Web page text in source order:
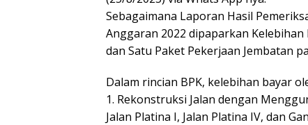
Sebagaimana Laporan Hasil
Anggaran 2022 dipaparkan Kelebihan
dan Satu Paket Pekerjaan Jembatan
Dalam rincian BPK, kelebihan bayar
1. Rekonstruksi Jalan dengan
Jalan Platina I, Jalan Platina IV, dan